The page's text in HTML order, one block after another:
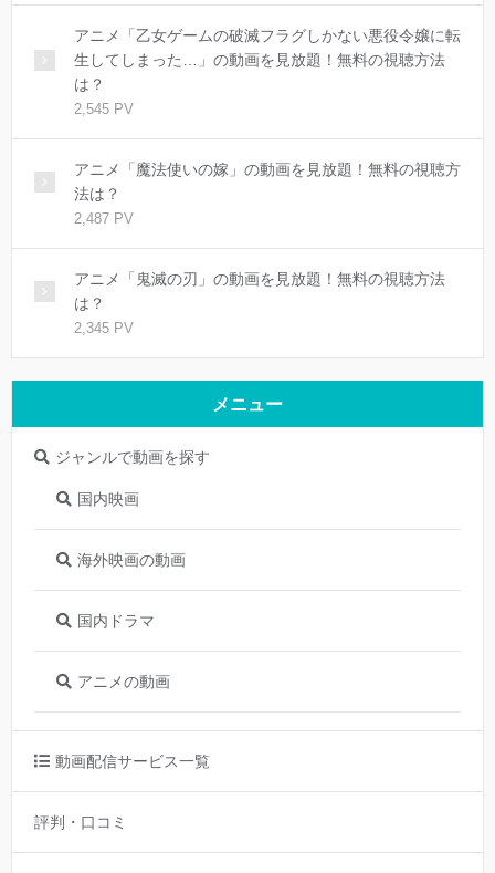
アニメ「乙女ゲームの破滅フラグしかない悪役令嬢に転
生してしまった…」の動画を見放題！無料の視聴方法
は？
2,545 PV
アニメ「魔法使いの嫁」の動画を見放題！無料の視聴方
法は？
2,487 PV
アニメ「鬼滅の刃」の動画を見放題！無料の視聴方法
は？
2,345 PV
メニュー
ジャンルで動画を探す
国内映画
海外映画の動画
国内ドラマ
アニメの動画
動画配信サービス一覧
評判・口コミ